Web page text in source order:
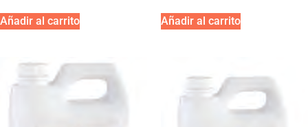
Añadir al carrito Añadir al carrito